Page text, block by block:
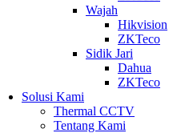
Wajah
Hikvision
ZKTeco
Sidik Jari
Dahua
ZKTeco
Solusi Kami
Thermal CCTV
Tentang Kami